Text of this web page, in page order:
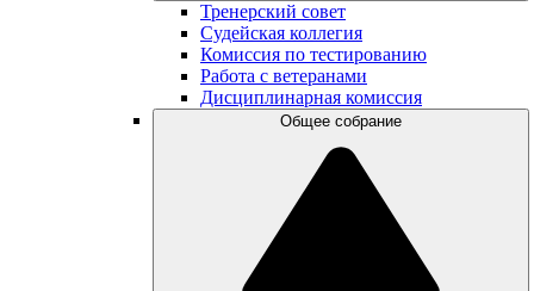
Тренерский совет
Судейская коллегия
Комиссия по тестированию
Работа с ветеранами
Дисциплинарная комиссия
Общее собрание